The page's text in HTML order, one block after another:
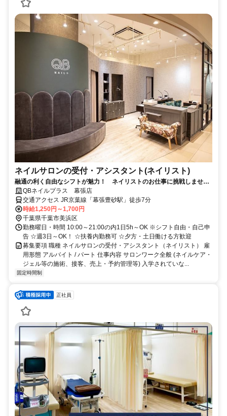
ネイルサロンの受付・アシスタント(ネイリスト)
融通の利く自由なシフトが魅力！ ネイリストのお仕事に挑戦しません
か？ 幕張豊砂駅からスグの好立地
QBネイルプラス 幕張店
交通アクセス JR京葉線「幕張豊砂駅」徒歩7分
時給1,250円～1,700円
千葉県千葉市美浜区
勤務曜日・時間 10:00～21:00の内1日5h～OK ※シフト自由・自己申
告 ☆週3日～OK！ ☆扶養内勤務可 ☆夕方・土日働ける方歓迎
募集要項 職種 ネイルサロンの受付・アシスタント（ネイリスト） 雇
用形態 アルバイト / パート 仕事内容 サロンワーク全般 (ネイルケア・
ジェル等の施術、接客、売上・予約管理等) 入学されていな...
固定時間制
正社員